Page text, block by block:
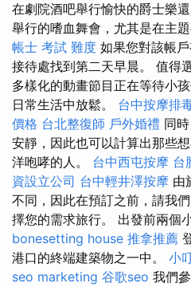
在劇院酒吧舉行愉快的爵士樂
舉行的嗜血舞會，尤其是在主題
帳士 考試 難度 如果您對該帳
接待處找到第二天早晨。 值得
多樣化的動畫節目正在等待小
日常生活中放鬆。 台中按摩排
價格 台北整復師 戶外婚禮 同
安靜，因此也可以計算出那些
洋咆哮的人。 台中西屯按摩 台
資設立公司 台中輕井澤按摩 由
不同，因此在預訂之前，請我
擇您的需求旅行。 出發前兩個
bonesetting house 推拿推薦
港口的終端建築物之一中。 小
seo marketing 谷歌seo 我們